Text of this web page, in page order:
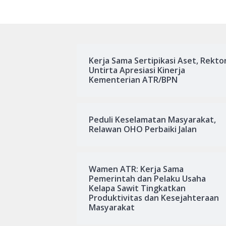
Kerja Sama Sertipikasi Aset,
Untirta Apresiasi Kinerja
Kementerian ATR/BPN
Peduli Keselamatan Masyarakat,
Relawan OHO Perbaiki Jalan
Wamen ATR: Kerja Sama
Pemerintah dan Pelaku Usaha
Kelapa Sawit Tingkatkan
Produktivitas dan Kesejahteraan
Masyarakat